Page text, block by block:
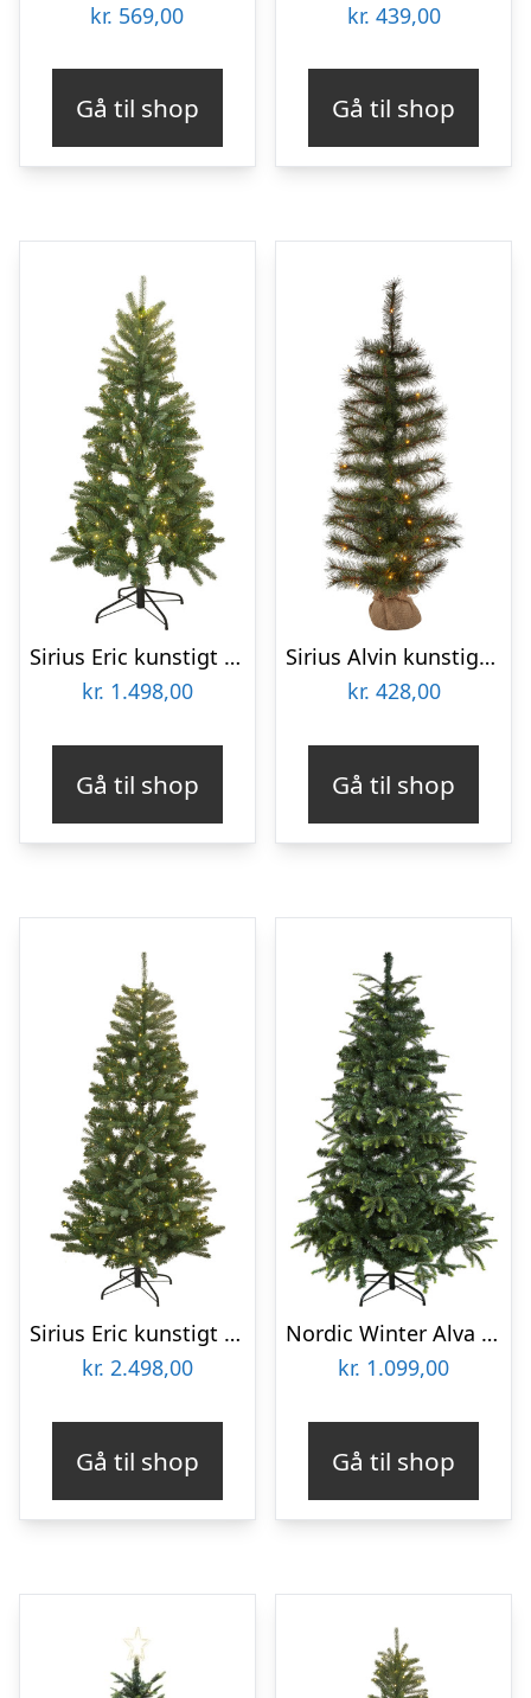
kr. 569,00
Gå til shop
kr. 439,00
Gå til shop
Sirius Eric kunstigt juletræ med lys, 150 cm
kr. 1.498,00
Gå til shop
Sirius Alvin kunstigt juletræ med lys, 90 cm
kr. 428,00
Gå til shop
Sirius Eric kunstigt juletræ med lys, 210 cm
kr. 2.498,00
Gå til shop
Nordic Winter Alva kunstigt juletræ, 200 x 134 cm
kr. 1.099,00
Gå til shop